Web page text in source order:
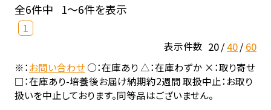
全6件中 1～6件を表示
1
表示件数 20 40 60
※：お問い合わせ○：在庫あり △：在庫わずか ×：取り寄せ
□：在庫あり-培養後お届け納期約2週間 取扱中止：お取り
扱いを中止しております。同等品はございません。